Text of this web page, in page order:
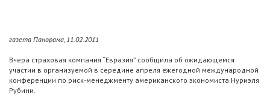
газета Панорама, 11.02.2011
Вчера страховая компания “Евразия” сообщила об ожидающемся
участии в организуемой в середине апреля ежегодной международной
конференции по риск-менеджменту американского экономиста Нуриэля
Рубини.